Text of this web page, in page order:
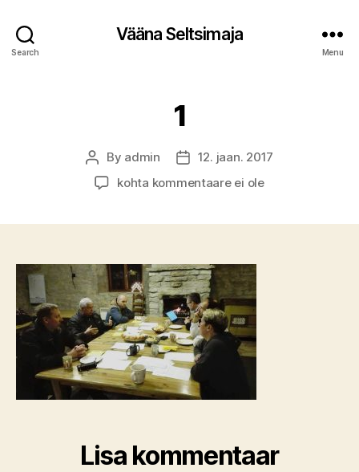
Search
Vääna Seltsimaja
Menu
1
Post
author
By admin
Post
date
12. jaan. 2017
1
kohta kommentaare ei ole
Lisa kommentaar